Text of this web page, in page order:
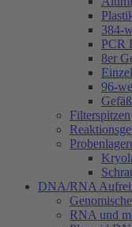
384-
PCR
8er
96-
Filterspitzen
DNA/RNA
RNA und